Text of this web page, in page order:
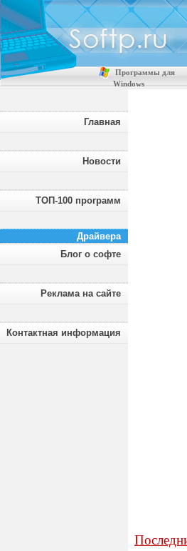
Программы для
Windows
Главная
Новости
ТОП-100 программ
Драйвера
Блог о софте
Реклама на сайте
Контактная информация